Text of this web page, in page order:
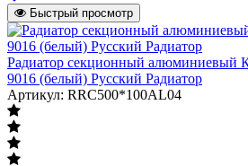
Быстрый просмотр
Радиатор секционный алюминиевый
9016 (белый) Русский Радиатор
Артикул: RRC500*100AL04